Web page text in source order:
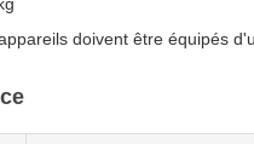
doivent être équipés